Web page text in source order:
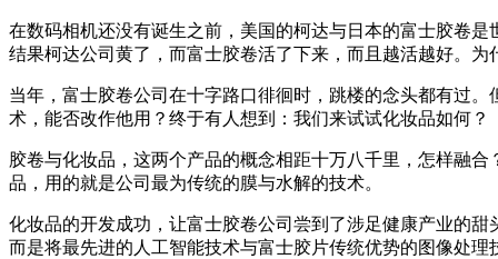
在数码相机还没有诞生之前，美国的柯达与日本的富士胶卷
结果柯达公司黄了，而富士胶卷活了下来，而且越活越好。
当年，富士胶卷公司在十字路口徘徊时，跳楼的念头都有过
术，能否改作他用？终于有人想到：我们来试试化妆品如何？
胶卷与化妆品，这两个产品的概念相距十万八千里，怎样融
品，用的就是公司最为传统的膜与水解的技术。
化妆品的开发成功，让富士胶卷公司尝到了涉足健康产业的
而是将最先进的人工智能技术与富士胶片传统优势的图像处